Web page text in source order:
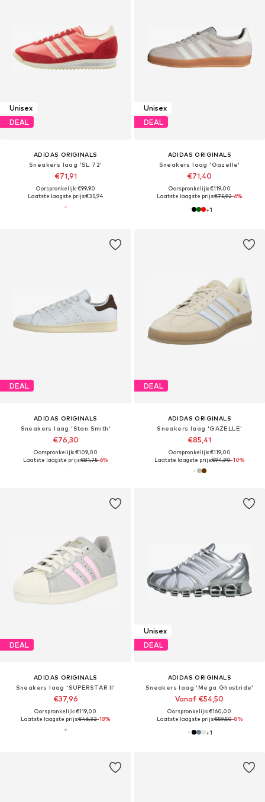
Unisex
DEAL
ADIDAS ORIGINALS
Sneakers laag 'SL 72'
€71,91
Oorspronkelijk: €99,90
Laatste laagste prijs:€35,94
Unisex
DEAL
ADIDAS ORIGINALS
Sneakers laag 'Gazelle'
€71,40
Oorspronkelijk: €119,00
Laatste laagste prijs:€75,92-6%
+1
DEAL
ADIDAS ORIGINALS
Sneakers laag 'Stan Smith'
€76,30
Oorspronkelijk: €109,00
Laatste laagste prijs:€81,75-6%
DEAL
ADIDAS ORIGINALS
Sneakers laag 'GAZELLE'
€85,41
Oorspronkelijk: €119,00
Laatste laagste prijs:€94,90-10%
DEAL
ADIDAS ORIGINALS
Sneakers laag 'SUPERSTAR II'
€37,96
Oorspronkelijk: €119,00
Laatste laagste prijs:€46,32-18%
Unisex
DEAL
ADIDAS ORIGINALS
Sneakers laag 'Mega Ghostride'
Vanaf €54,50
Oorspronkelijk: €160,00
Laatste laagste prijs:€59,50-8%
+1